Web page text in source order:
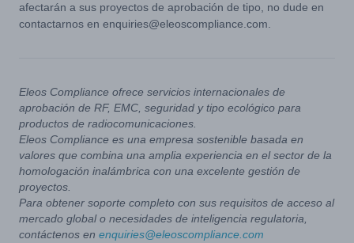
afectarán a sus proyectos de aprobación de tipo, no dude en
contactarnos en enquiries@eleoscompliance.com.
Eleos Compliance ofrece servicios internacionales de
aprobación de RF, EMC, seguridad y tipo ecológico para
productos de radiocomunicaciones.
Eleos Compliance es una empresa sostenible basada en
valores que combina una amplia experiencia en el sector de la
homologación inalámbrica con una excelente gestión de
proyectos.
Para obtener soporte completo con sus requisitos de acceso al
mercado global o necesidades de inteligencia regulatoria,
contáctenos en enquiries@eleoscompliance.com